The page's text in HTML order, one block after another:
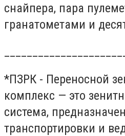
снайпера, пара
гранатометами и
*ПЗРК - Переносной
комплекс — это
система,
транспортировки и